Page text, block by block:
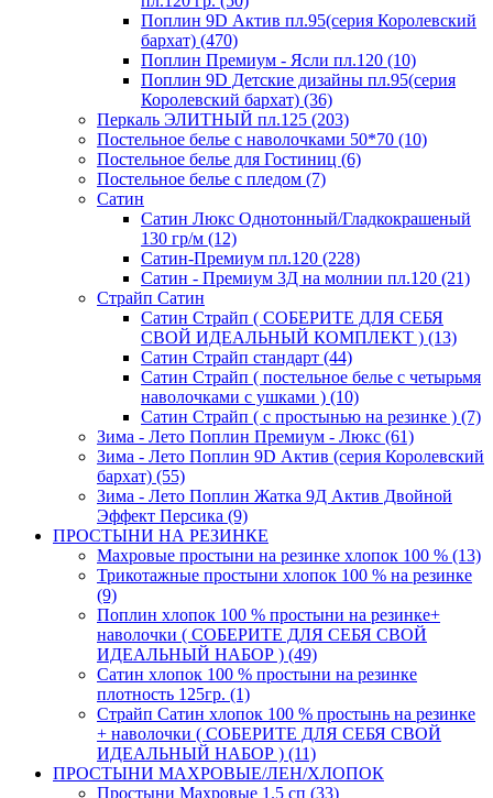
Поплин 9D Актив пл.95(серия Королевский
бархат) (470)
Поплин Премиум - Ясли пл.120 (10)
Поплин 9D Детские дизайны пл.95(серия
Королевский бархат) (36)
Перкаль ЭЛИТНЫЙ пл.125 (203)
Постельное белье с наволочками 50*70 (10)
Постельное белье для Гостиниц (6)
Постельное белье с пледом (7)
Сатин
Сатин Люкс Однотонный/Гладкокрашеный
130 гр/м (12)
Сатин-Премиум пл.120 (228)
Сатин - Премиум 3Д на молнии пл.120 (21)
Страйп Сатин
Сатин Страйп ( СОБЕРИТЕ ДЛЯ СЕБЯ
СВОЙ ИДЕАЛЬНЫЙ КОМПЛЕКТ ) (13)
Сатин Страйп стандарт (44)
Сатин Страйп ( постельное белье с четырьмя
наволочками с ушками ) (10)
Сатин Страйп ( с простынью на резинке ) (7)
Зима - Лето Поплин Премиум - Люкс (61)
Зима - Лето Поплин 9D Актив (серия Королевский
бархат) (55)
Зима - Лето Поплин Жатка 9Д Актив Двойной
Эффект Персика (9)
ПРОСТЫНИ НА РЕЗИНКЕ
Махровые простыни на резинке хлопок 100 % (13)
Трикотажные простыни хлопок 100 % на резинке
(9)
Поплин хлопок 100 % простыни на резинке+
наволочки ( СОБЕРИТЕ ДЛЯ СЕБЯ СВОЙ
ИДЕАЛЬНЫЙ НАБОР ) (49)
Сатин хлопок 100 % простыни на резинке
плотность 125гр. (1)
Страйп Сатин хлопок 100 % простынь на резинке
+ наволочки ( СОБЕРИТЕ ДЛЯ СЕБЯ СВОЙ
ИДЕАЛЬНЫЙ НАБОР ) (11)
ПРОСТЫНИ МАХРОВЫЕ/ЛЕН/ХЛОПОК
Простыни Махровые 1.5 сп (33)